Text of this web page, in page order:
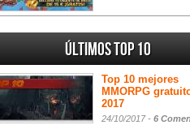
Últimos Top 10
Top 10 mejores
MMORPG
2017
24/10/2017 - 6